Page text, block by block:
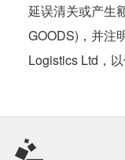
延误清关或产生
GOODS)，并注
Logistics Ltd，